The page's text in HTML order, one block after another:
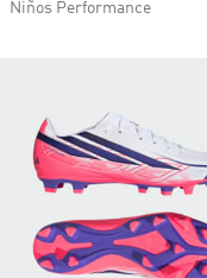
Niños Performance